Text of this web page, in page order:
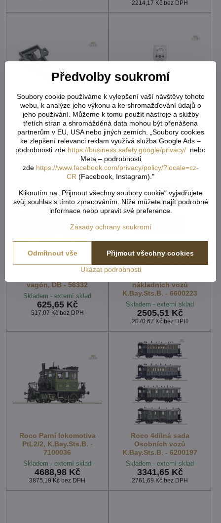
2214,17 Kč bez DPH
Roco Sada kinematiky
krátkého spřáhla 12 ks -
40343
Skladem - externí sklad
628,56 Kč
bez DPH
RO10835
Skladem - externí sklad
2679,14 Kč
2214,17 Kčbez DPH
vagón, DB - 56332
Skladem - externí sklad
625,65 Kč
517,07 Kč bez DPH
nákladních vozů
K.Bay.Sts.B. - 6600223
Skladem - externí sklad
2505,51 Kč
2070,67 Kč bez DPH
Roco Parní lokomotiva
PtL2/2, K.Bay.Sts.B. -
7100036
Skladem - externí sklad
4688,98 Kč
3875,19 Kč bez DPH
Roco 4dílná sada
Osobních vozů
K.Bay.Sts.B. - 6200197
Skladem - externí sklad
3341,65 Kč
2761,69 Kč bez DPH
Předvolby soukromí
Soubory cookie používáme k vylepšení vaší návštěvy tohoto
webu, k analýze jeho výkonu a ke shromažďování údajů o
jeho používání. Můžeme k tomu použít nástroje a služby
třetích stran a shromážděná data mohou být přenášena
partnerům v EU, USA nebo jiných zemích. „Soubory cookies
ke zlepšení relevanci reklam využívá služba Google Ads –
podrobnosti zde https://business.safety.google/privacy/ nebo
Meta – podrobnosti
zde https://www.facebook.com/privacy/policy/?locale=cz-
CR (Facebook, Instagram)."
Kliknutím na „Přijmout všechny soubory cookie“ vyjadřujete
svůj souhlas s tímto zpracováním. Níže můžete najít podrobné
informace nebo upravit své preference.
Zásady ochrany soukromí
Ukázat podrobnosti
Přijmout všechny cookies
Odmítnout vše